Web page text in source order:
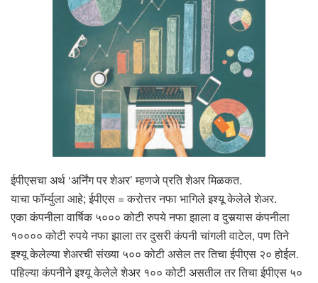
ईपीएसचा अर्थ ‘अर्निंग पर शेअर’ म्हणजे प्रति शेअर मिळकत.
याचा फॉर्म्युला आहे; ईपीएस = करोत्तर नफा भागिले इश्यू केलेले शेअर.
एका कंपनीला वार्षिक ५००० कोटी रुपये नफा झाला व दुसर्‍यास कंपनीला
१०००० कोटी रुपये नफा झाला तर दुसरी कंपनी चांगली वाटेल, पण तिने
इश्यू केलेल्या शेअरची संख्या ५०० कोटी असेल तर तिचा ईपीएस २० होईल.
पहिल्या कंपनीने इश्यू केलेले शेअर १०० कोटी असतील तर तिचा ईपीएस ५०